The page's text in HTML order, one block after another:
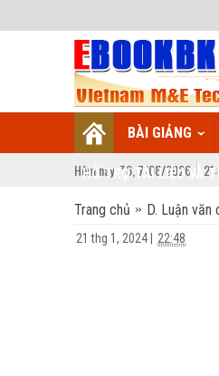
BÀI GIẢNG
HỖ TRỢ TÀI LIỆU VÀ
Hôm nay: T6, 7/08/2026 21:
Trang chủ D. Luận
21 thg 1, 2024 22:48